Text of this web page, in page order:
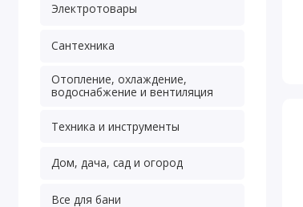
Электротовары
Сантехника
Отопление, охлаждение,
водоснабжение и вентиляция
Техника и инструменты
Дом, дача, сад и огород
Все для бани